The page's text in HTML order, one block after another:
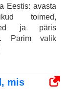
Eestis: avasta
toimed,
ja päris
Parim valik
mis